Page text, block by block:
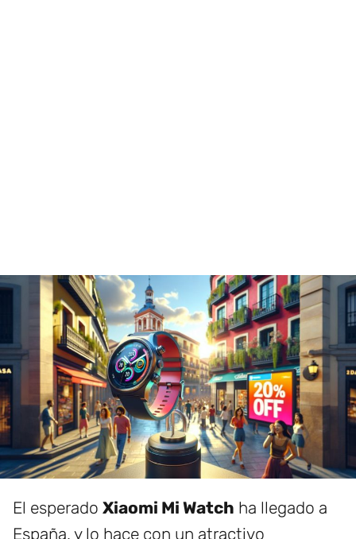
El esperado Xiaomi Mi Watch ha llegado a
España, y lo hace con un atractivo